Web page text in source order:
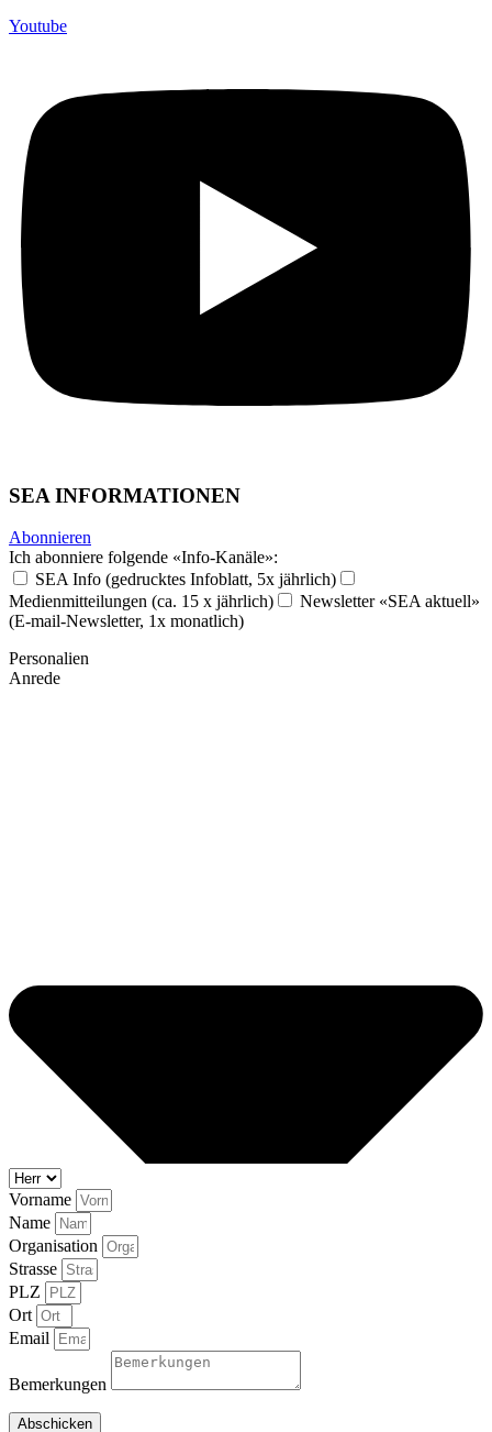
Youtube
SEA INFORMATIONEN
Abonnieren
Ich abonniere folgende «Info-Kanäle»:
SEA Info (gedrucktes Infoblatt, 5x jährlich)
Medienmitteilungen (ca. 15 x jährlich)
Newsletter «SEA aktuell»
(E-mail-Newsletter, 1x monatlich)
Personalien
Anrede
Vorname
Name
Organisation
Strasse
PLZ
Ort
Email
Bemerkungen
Abschicken